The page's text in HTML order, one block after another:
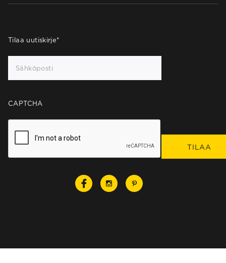
Tilaa uutiskirje*
CAPTCHA